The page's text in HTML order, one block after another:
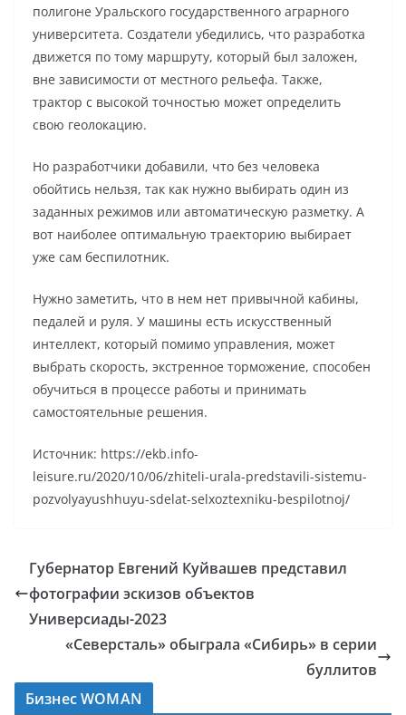
полигоне Уральского государственного аграрного
университета. Создатели убедились, что разработка
движется по тому маршруту, который был заложен,
вне зависимости от местного рельефа. Также,
трактор с высокой точностью может определить
свою геолокацию.
Но разработчики добавили, что без человека
обойтись нельзя, так как нужно выбирать один из
заданных режимов или автоматическую разметку. А
вот наиболее оптимальную траекторию выбирает
уже сам беспилотник.
Нужно заметить, что в нем нет привычной кабины,
педалей и руля. У машины есть искусственный
интеллект, который помимо управления, может
выбрать скорость, экстренное торможение, способен
обучиться в процессе работы и принимать
самостоятельные решения.
Источник: https://ekb.info-
leisure.ru/2020/10/06/zhiteli-urala-predstavili-sistemu-
pozvolyayushhuyu-sdelat-selxoztexniku-bespilotnoj/
Губернатор Евгений Куйвашев представил
фотографии эскизов объектов
Универсиады-2023
«Северсталь» обыграла «Сибирь» в серии
буллитов
Бизнес WOMAN